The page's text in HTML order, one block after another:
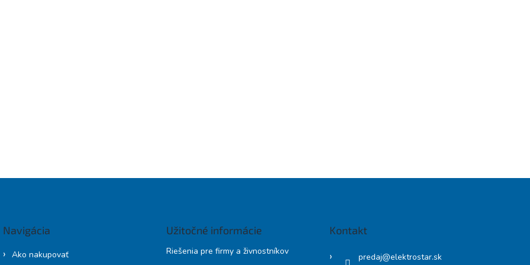
Navigácia
Ako nakupovať
Užitočné informácie
Riešenia pre firmy a živnostníkov
Kontakt
predaj@elektrostar.sk